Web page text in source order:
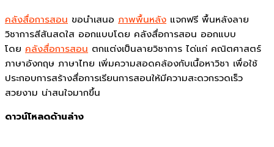
คลังสื่อการสอน ขอนำเสนอ ภาพพื้นหลัง แจกฟรี พื้นหลังลาย
วิชาการสีสันสดใส ออกแบบโดย คลังสื่อการสอน ออกแบบ
โดย คลังสื่อการสอน ตกแต่งเป็นลายวิชาการ ได่แก่ คณิตศาสตร์
ภาษาอังกฤษ ภาษาไทย เพิ่มความสอดคล้องกับเนื้อหาวิชา เพื่อใช้
ประกอบการสร้างสื่อการเรียนการสอนให้มีความสะดวกรวดเร็ว
สวยงาม น่าสนใจมากขึ้น
ดาวน์โหลดด้านล่าง